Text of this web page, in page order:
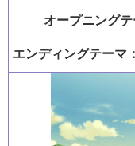
オープニング
エンディングテーマ